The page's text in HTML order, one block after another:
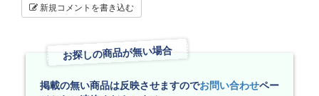
新規コメントを書き込む
お探しの商品が無い場合
掲載の無い商品は反映させますのでお問い合わせペー